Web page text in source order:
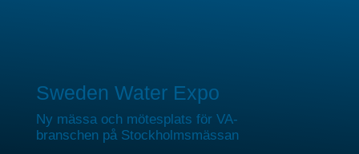
Sweden Water Expo
Ny mässa och mötesplats för VA-
branschen på Stockholmsmässan